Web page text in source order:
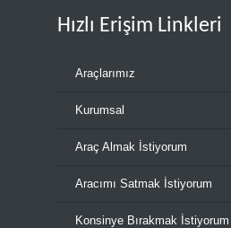
Hızlı Erişim Linkleri
Araçlarımız
Kurumsal
Araç Almak İstiyorum
Aracımı Satmak İstiyorum
Konsinye Bırakmak İstiyorum